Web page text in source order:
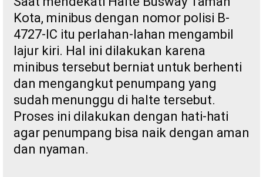
Kota, minibus dengan nomor polisi B-
4727-IC itu perlahan-lahan mengambil
lajur kiri. Hal ini dilakukan karena
minibus tersebut berniat untuk berhenti
dan mengangkut penumpang yang
sudah menunggu di halte tersebut.
Proses ini dilakukan dengan hati-hati
agar penumpang bisa naik dengan aman
dan nyaman.